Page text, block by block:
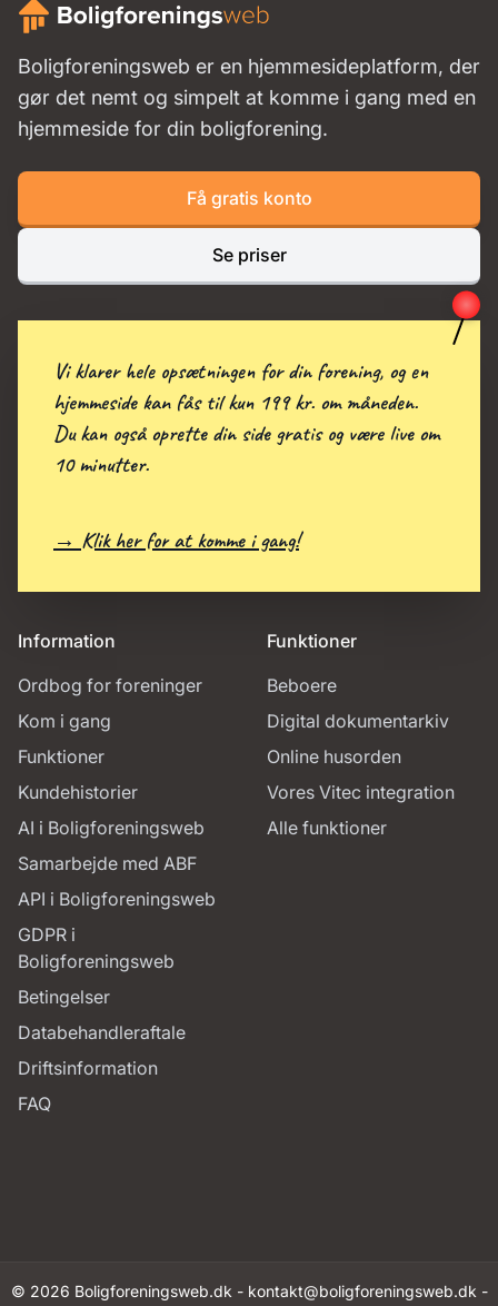
Boligforeningsweb er en hjemmesideplatform, der
gør det nemt og simpelt at komme i gang med en
hjemmeside for din boligforening.
Få gratis konto
Se priser
Information
Ordbog for foreninger
Kom i gang
Funktioner
Kundehistorier
AI i Boligforeningsweb
Samarbejde med ABF
API i Boligforeningsweb
GDPR i
Boligforeningsweb
Betingelser
Databehandleraftale
Driftsinformation
FAQ
Funktioner
Beboere
Digital dokumentarkiv
Online husorden
Vores Vitec integration
Alle funktioner
Vi klarer hele opsætningen for din forening, og en
hjemmeside kan fås til kun 199 kr. om måneden.
Du kan også oprette din side gratis og være live om
10 minutter.
→ Klik her for at komme i gang!
© 2026 Boligforeningsweb.dk - kontakt@boligforeningsweb.dk -